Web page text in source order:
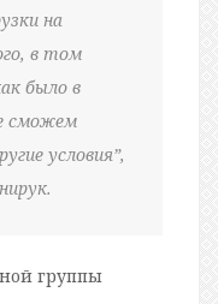
на
в том
было в
сможем
условия”,
группы